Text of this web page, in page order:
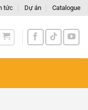
tức Dự án Catalogue